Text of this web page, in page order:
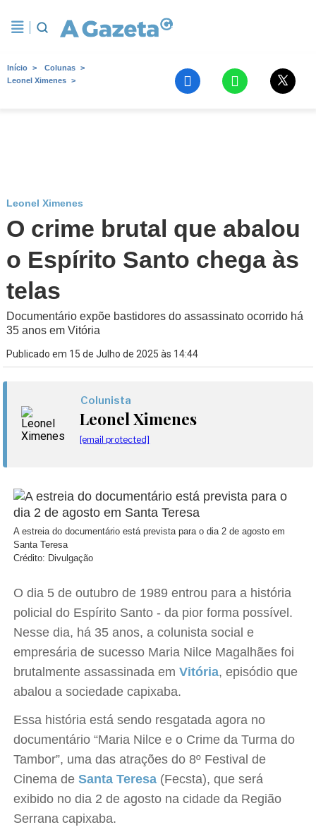
Início
Colunas
Leonel Ximenes
Leonel Ximenes
O crime brutal que abalou
o Espírito Santo chega às
telas
Documentário expõe bastidores do assassinato ocorrido há
35 anos em Vitória
Publicado em 15 de Julho de 2025 às 14:44
Colunista
Leonel Ximenes
[email protected]
A estreia do documentário está prevista para o dia 2 de agosto em
Santa Teresa
Crédito: Divulgação
O dia 5 de outubro de 1989 entrou para a história
policial do Espírito Santo - da pior forma possível.
Nesse dia, há 35 anos, a colunista social e
empresária de sucesso Maria Nilce Magalhães foi
brutalmente assassinada emVitória, episódio que
abalou a sociedade capixaba.
Essa história está sendo resgatada agora no
documentário “Maria Nilce e o Crime da Turma do
Tambor”, uma das atrações do 8º Festival de
Cinema deSanta Teresa (Fecsta), que será
exibido no dia 2 de agosto na cidade da Região
Serrana capixaba.